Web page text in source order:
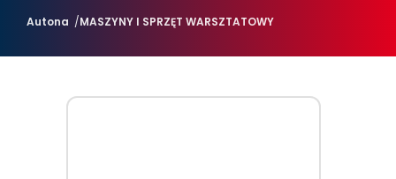
Autona MASZYNY I SPRZĘT WARSZTATOWY